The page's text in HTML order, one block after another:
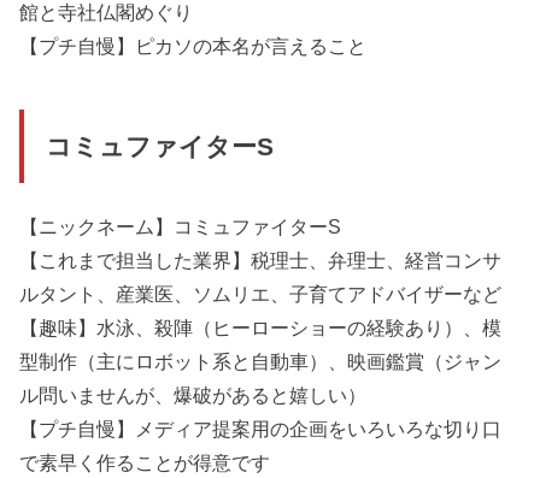
館と寺社仏閣めぐり
【プチ自慢】ピカソの本名が言えること
コミュファイターS
【ニックネーム】コミュファイターS
【これまで担当した業界】税理士、弁理士、経営コンサ
ルタント、産業医、ソムリエ、子育てアドバイザーなど
【趣味】水泳、殺陣（ヒーローショーの経験あり）、模
型制作（主にロボット系と自動車）、映画鑑賞（ジャン
ル問いませんが、爆破があると嬉しい）
【プチ自慢】メディア提案用の企画をいろいろな切り口
で素早く作ることが得意です